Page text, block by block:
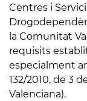
Centres i
la Comunitat
requisits
especialment
132/2010, de 3
Valenciana).